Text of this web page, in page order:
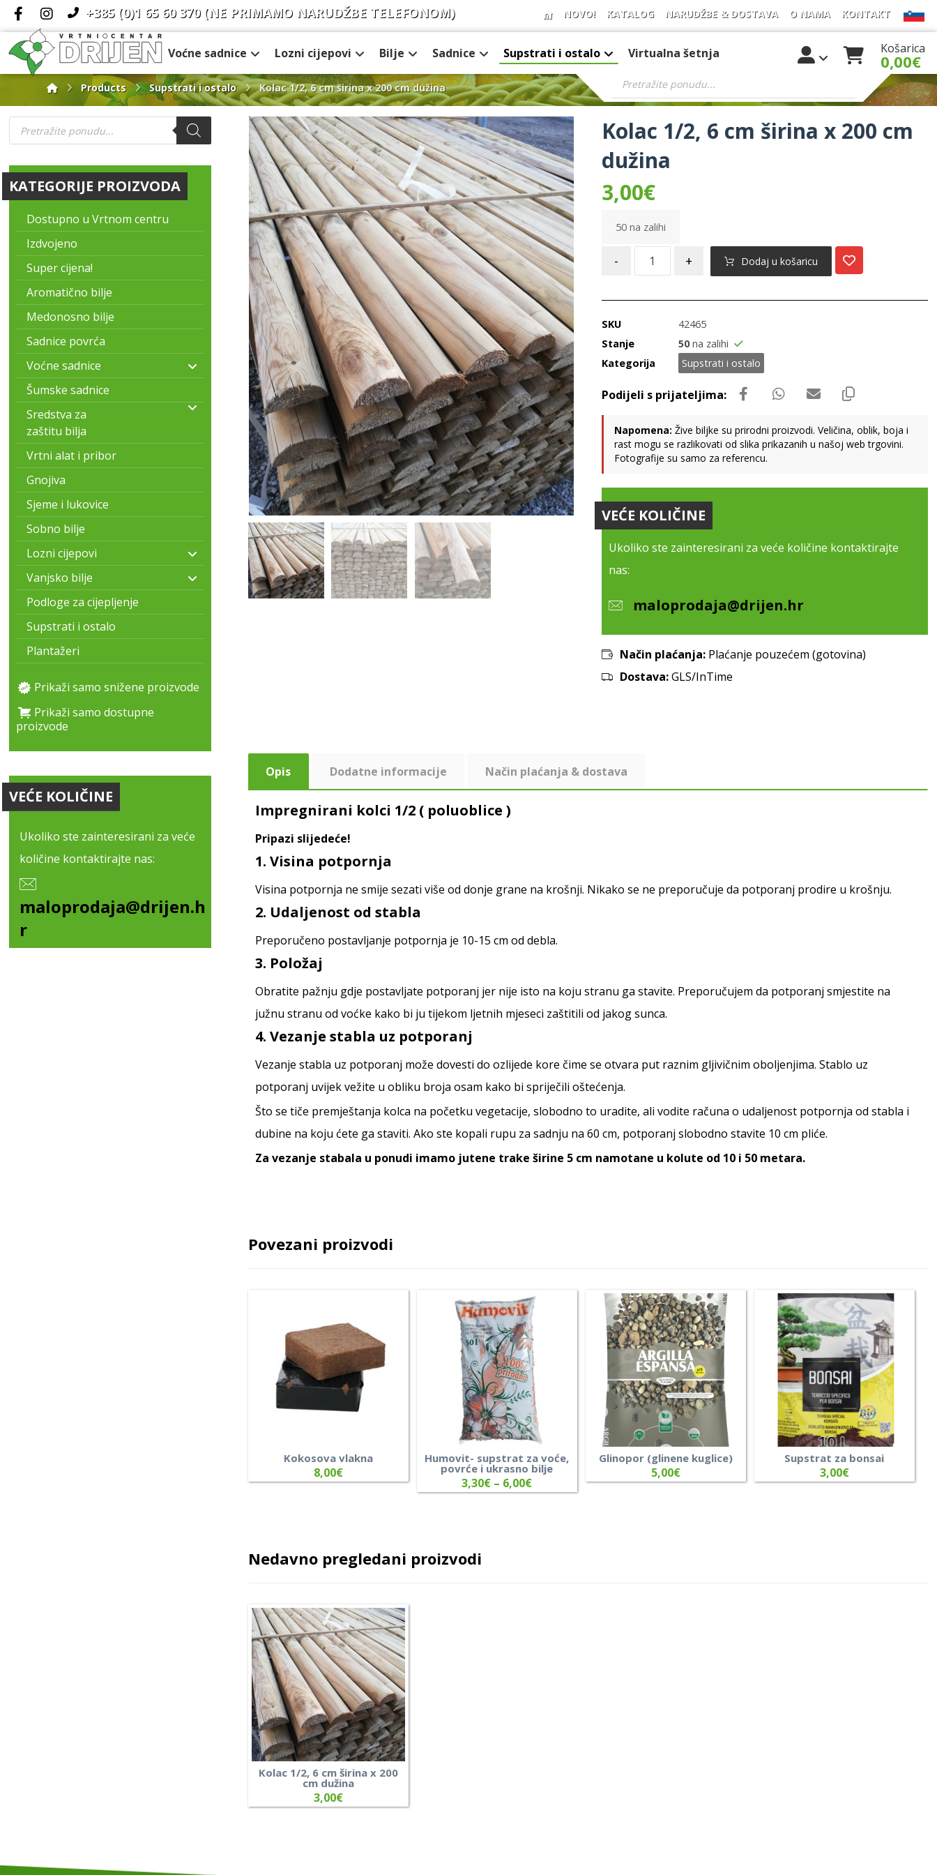
+385 (0)1 65 60 370 (NE PRIMAMO NARUDŽBE TELEFONOM) NOVO! KATALOG NARUDŽBE & DOSTAVA O NAMA KONTAKT
Voćne sadnice Lozni cijepovi Bilje Sadnice Supstrati i ostalo Virtualna šetnja Košarica
0,00€
Products Supstrati i ostalo Kolac 1/2, 6 cm širina x 200 cm dužina
Kolac 1/2, 6 cm širina x 200 cm
dužina
3,00€
50 na zalihi
- + Dodaj u košaricu
SKU
42465
Stanje
50na zalihi
Kategorija
Supstrati i ostalo
Napomena: Žive biljke su prirodni proizvodi. Veličina, oblik, boja i
rast mogu se razlikovati od slika prikazanih u našoj web trgovini.
Fotografije su samo za referencu.
VEĆE KOLIČINE
Ukoliko ste zainteresirani za veće količine kontaktirajte
nas:
maloprodaja@drijen.hr
Način plaćanja:Plaćanje pouzećem (gotovina)
Dostava:GLS/InTime
Opis Dodatne informacije Način plaćanja & dostava
Impregnirani kolci 1/2 ( poluoblice )
Pripazi slijedeće!
1. Visina potpornja
Visina potpornja ne smije sezati više od donje grane na krošnji. Nikako se ne preporučuje da potporanj prodire u krošnju.
2. Udaljenost od stabla
Preporučeno postavljanje potpornja je 10-15 cm od debla.
3. Položaj
Obratite pažnju gdje postavljate potporanj jer nije isto na koju stranu ga stavite. Preporučujem da potporanj smjestite na
južnu stranu od voćke kako bi ju tijekom ljetnih mjeseci zaštitili od jakog sunca.
4. Vezanje stabla uz potporanj
Vezanje stabla uz potporanj može dovesti do ozlijede kore čime se otvara put raznim gljivičnim oboljenjima. Stablo uz
potporanj uvijek vežite u obliku broja osam kako bi spriječili oštećenja.
Što se tiče premještanja kolca na početku vegetacije, slobodno to uradite, ali vodite računa o udaljenost potpornja od stabla i
dubine na koju ćete ga staviti. Ako ste kopali rupu za sadnju na 60 cm, potporanj slobodno stavite 10 cm pliće.
Za vezanje stabala u ponudi imamo jutene trake širine 5 cm namotane u kolute od 10 i 50 metara.
Povezani proizvodi
Kokosova vlakna
8,00€
Humovit- supstrat za voće,
povrće i ukrasno bilje
3,30€ – 6,00€
Glinopor (glinene kuglice)
5,00€
Supstrat za bonsai
3,00€
Nedavno pregledani proizvodi
Kolac 1/2, 6 cm širina x 200
cm dužina
3,00€
KATEGORIJE PROIZVODA
Dostupno u Vrtnom centru
Izdvojeno
Super cijena!
Aromatično bilje
Medonosno bilje
Sadnice povrća
Voćne sadnice
Šumske sadnice
Sredstva za
zaštitu bilja
Vrtni alat i pribor
Gnojiva
Sjeme i lukovice
Sobno bilje
Lozni cijepovi
Vanjsko bilje
Podloge za cijepljenje
Supstrati i ostalo
Plantažeri
Prikaži samo snižene proizvode
Prikaži samo dostupne
proizvode
VEĆE KOLIČINE
Ukoliko ste zainteresirani za veće
količine kontaktirajte nas:
maloprodaja@drijen.h
r